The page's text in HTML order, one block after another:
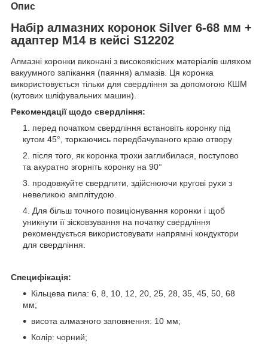
Опис
Набір алмазних коронок Silver 6-68 мм +
адаптер М14 в кейсі S12202
Алмазні коронки виконані з високоякісних матеріалів шляхом
вакуумного запікання (паяння) алмазів. Ця коронка
використовується тільки для свердління за допомогою КШМ
(кутових шліфувальних машин).
Рекомендації щодо свердління:
перед початком свердління встановіть коронку під
кутом 45°, торкаючись передбачуваного краю отвору
після того, як коронка трохи заглибилася, поступово
та акуратно згорніть коронку на 90°
продовжуйте свердлити, здійснюючи кругові рухи з
невеликою амплітудою.
Для більш точного позиціонування коронки і щоб
уникнути її зісковзування на початку свердління
рекомендується використовувати напрямні кондуктори
для свердління.
Специфікація:
Кільцева пила: 6, 8, 10, 12, 20, 25, 28, 35, 45, 50, 68
мм;
висота алмазного заповнення: 10 мм;
Колір: чорний;